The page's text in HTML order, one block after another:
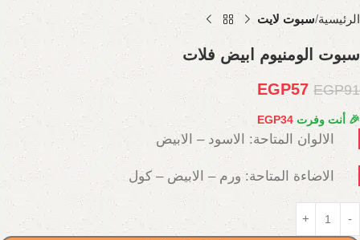
الرئيسية سبوت لايت
سبوت الومنيوم ابيض فلات
EGP91
EGP57
🎉 أنت وفرت EGP34
الالوان المتاحة: الاسود – الابيض
الاضاءة المتاحة: ورم – الابيض – كول